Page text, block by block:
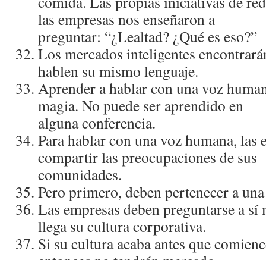
las empresas nos enseñaron a
preguntar: “¿Lealtad? ¿Qué es eso?”
Los mercados inteligentes
hablen su mismo lenguaje.
Aprender a hablar con una voz
magia. No puede ser aprendido en
alguna conferencia.
Para hablar con una voz humana, las
compartir las preocupaciones de sus
comunidades.
Pero primero, deben pertenecer a
Las empresas deben preguntarse a sí­
llega su cultura corporativa.
Si su cultura acaba antes que